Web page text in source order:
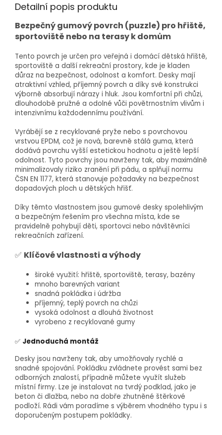
Detailní popis produktu
Bezpečný gumový povrch (puzzle) pro hřiště,
sportoviště nebo na terasy k domům
Tento povrch je určen pro veřejná i domácí dětská hřiště,
sportoviště a další rekreační prostory, kde je kladen
důraz na bezpečnost, odolnost a komfort. Desky mají
atraktivní vzhled, příjemný povrch a díky své konstrukci
výborně absorbují nárazy i hluk. Jsou komfortní při chůzi,
dlouhodobě pružné a odolné vůči povětrnostním vlivům i
intenzivnímu každodennímu používání.
Vyrábějí se z recyklované pryže nebo s povrchovou
vrstvou EPDM, což je nová, barevně stálá guma, která
dodává povrchu vyšší estetickou hodnotu a ještě lepší
odolnost. Tyto povrchy jsou navrženy tak, aby maximálně
minimalizovaly riziko zranění při pádu, a splňují normu
ČSN EN 1177, která stanovuje požadavky na bezpečnost
dopadových ploch u dětských hřišť.
Díky těmto vlastnostem jsou gumové desky spolehlivým
a bezpečným řešením pro všechna místa, kde se
pravidelně pohybují děti, sportovci nebo návštěvníci
rekreačních zařízení.
✅ Klíčové vlastnosti a výhody
široké využití: hřiště, sportoviště, terasy, bazény
mnoho barevných variant
snadná pokládka i údržba
příjemný, teplý povrch na chůzi
vysoká odolnost a dlouhá životnost
vyrobeno z recyklované gumy
✅ Jednoduchá montáž
Desky jsou navrženy tak, aby umožňovaly rychlé a
snadné spojování. Pokládku zvládnete provést sami bez
odborných znalostí, případně můžete využít služeb
místní firmy. Lze je instalovat na tvrdý podklad, jako je
beton či dlažba, nebo na dobře zhutněné štěrkové
podloží. Rádi vám poradíme s výběrem vhodného typu i s
doporučeným postupem pokládky.